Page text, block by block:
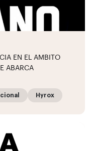
EN EL AMBITO
ABARCA
Hyrox